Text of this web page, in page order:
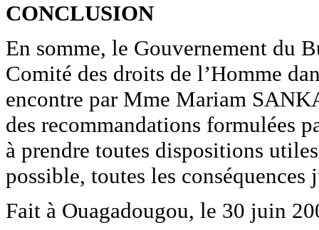
CONCLUSION
En somme, le Gouvernement du
Comité des droits de l’Homme
encontre par Mme Mariam
des recommandations formulées
à prendre toutes dispositions
possible, toutes les
Fait à Ouagadougou, le 30 juin